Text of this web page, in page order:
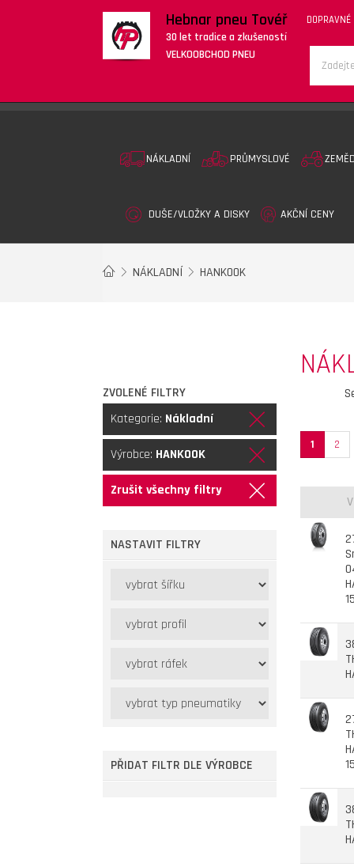
Hebnar pneu Tovéř
30 let tradice a zkušeností
VELKOOBCHOD PNEU
DOPRAVNÉ
NÁKLADNÍ PRŮMYSLOVÉ
DUŠE/VLOŽKY A DISKY AKČNÍ CENY
NÁKLADNÍ HANKOOK
ZVOLENÉ FILTRY
Kategorie: Nákladní
Výrobce: HANKOOK
Zrušit všechny filtry
NASTAVIT FILTRY
PŘIDAT FILTR DLE VÝROBCE
1 2